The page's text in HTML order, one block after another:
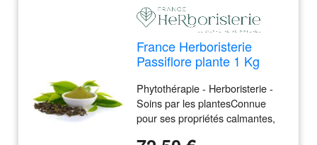
France Herboristerie
Passiflore plante 1 Kg
POUDRE Passiflora
incarnata - Phytothérapie
Phytothérapie - Herboristerie -
Soins par les plantesConnue
pour ses propriétés calmantes,